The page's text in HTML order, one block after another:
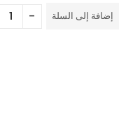
من
5إضافة إلى السلة